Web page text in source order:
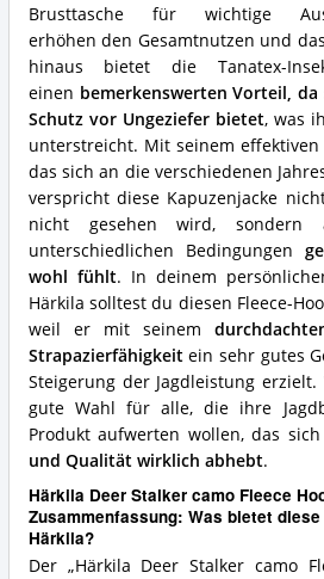
Brusttasche für wichtige
erhöhen den Gesamtnutzen und
hinaus bietet die Tanatex-
einen bemerkenswerten Vorteil,
Schutz vor Ungeziefer bietet, was
unterstreicht. Mit seinem effektiven
das sich an die verschiedenen
verspricht diese Kapuzenjacke
nicht gesehen wird,
unterschiedlichen Bedingungen
wohl fühlt. In deinem
Härkila solltest du diesen Fleece-
weil er mit seinem
Strapazierfähigkeitein sehr gutes
Steigerung der Jagdleistung
gute Wahl für alle, die ihre
Produkt aufwerten wollen, das
und Qualität wirklich abhebt.
Härkila Deer Stalker camo Fleece
Zusammenfassung: Was bietet
Härkila?
Der „Härkila Deer Stalker camo